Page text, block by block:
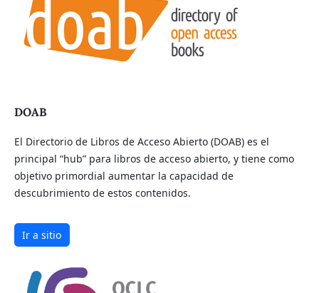
DOAB
El Directorio de Libros de Acceso Abierto (DOAB) es el
principal “hub” para libros de acceso abierto, y tiene como
objetivo primordial aumentar la capacidad de
descubrimiento de estos contenidos.
Ir a sitio